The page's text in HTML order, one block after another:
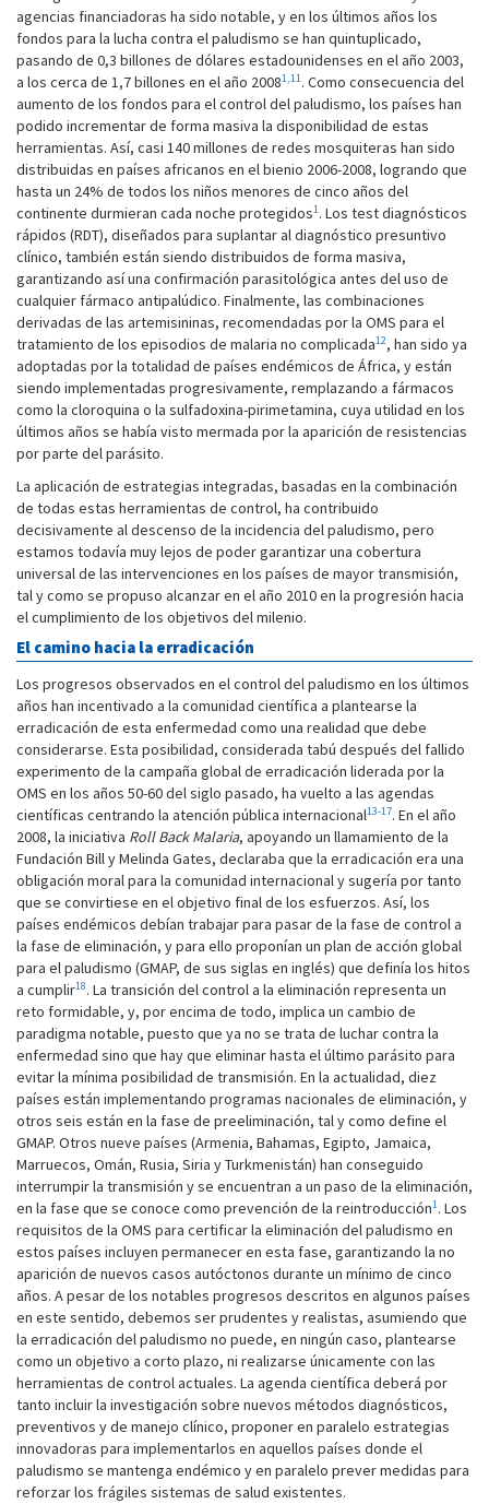
agencias financiadoras ha sido notable, y en los últimos años los
fondos para la lucha contra el paludismo se han quintuplicado,
pasando de 0,3 billones de dólares estadounidenses en el año 2003,
a los cerca de 1,7 billones en el año 20081,11. Como consecuencia del
aumento de los fondos para el control del paludismo, los países han
podido incrementar de forma masiva la disponibilidad de estas
herramientas. Así, casi 140 millones de redes mosquiteras han sido
distribuidas en países africanos en el bienio 2006-2008, logrando que
hasta un 24% de todos los niños menores de cinco años del
continente durmieran cada noche protegidos1. Los test diagnósticos
rápidos (RDT), diseñados para suplantar al diagnóstico presuntivo
clínico, también están siendo distribuidos de forma masiva,
garantizando así una confirmación parasitológica antes del uso de
cualquier fármaco antipalúdico. Finalmente, las combinaciones
derivadas de las artemisininas, recomendadas por la OMS para el
tratamiento de los episodios de malaria no complicada12, han sido ya
adoptadas por la totalidad de países endémicos de África, y están
siendo implementadas progresivamente, remplazando a fármacos
como la cloroquina o la sulfadoxina-pirimetamina, cuya utilidad en los
últimos años se había visto mermada por la aparición de resistencias
por parte del parásito.
La aplicación de estrategias integradas, basadas en la combinación
de todas estas herramientas de control, ha contribuido
decisivamente al descenso de la incidencia del paludismo, pero
estamos todavía muy lejos de poder garantizar una cobertura
universal de las intervenciones en los países de mayor transmisión,
tal y como se propuso alcanzar en el año 2010 en la progresión hacia
el cumplimiento de los objetivos del milenio.
El camino hacia la erradicación
Los progresos observados en el control del paludismo en los últimos
años han incentivado a la comunidad científica a plantearse la
erradicación de esta enfermedad como una realidad que debe
considerarse. Esta posibilidad, considerada tabú después del fallido
experimento de la campaña global de erradicación liderada por la
OMS en los años 50-60 del siglo pasado, ha vuelto a las agendas
científicas centrando la atención pública internacional13-17. En el año
2008, la iniciativa Roll Back Malaria, apoyando un llamamiento de la
Fundación Bill y Melinda Gates, declaraba que la erradicación era una
obligación moral para la comunidad internacional y sugería por tanto
que se convirtiese en el objetivo final de los esfuerzos. Así, los
países endémicos debían trabajar para pasar de la fase de control a
la fase de eliminación, y para ello proponían un plan de acción global
para el paludismo (GMAP, de sus siglas en inglés) que definía los hitos
a cumplir18. La transición del control a la eliminación representa un
reto formidable, y, por encima de todo, implica un cambio de
paradigma notable, puesto que ya no se trata de luchar contra la
enfermedad sino que hay que eliminar hasta el último parásito para
evitar la mínima posibilidad de transmisión. En la actualidad, diez
países están implementando programas nacionales de eliminación, y
otros seis están en la fase de preeliminación, tal y como define el
GMAP. Otros nueve países (Armenia, Bahamas, Egipto, Jamaica,
Marruecos, Omán, Rusia, Siria y Turkmenistán) han conseguido
interrumpir la transmisión y se encuentran a un paso de la eliminación,
en la fase que se ­conoce como prevención de la reintroducción1. Los
requisitos de la OMS para certificar la eliminación del paludismo en
estos países incluyen permanecer en esta fase, garantizando la no
aparición de nuevos casos autóctonos durante un mínimo de cinco
años. A pesar de los notables progresos descritos en algunos países
en este sentido, debemos ser prudentes y realistas, asumiendo que
la erradicación del paludismo no puede, en ningún caso, plantearse
como un objetivo a corto plazo, ni realizarse únicamente con las
herramientas de control actuales. La agenda científica deberá por
tanto incluir la investigación sobre nuevos métodos diagnósticos,
preventivos y de manejo clínico, proponer en paralelo estrategias
innovadoras para implementarlos en aquellos países donde el
paludismo se mantenga endémico y en paralelo prever medidas para
reforzar los frágiles sistemas de salud existentes.